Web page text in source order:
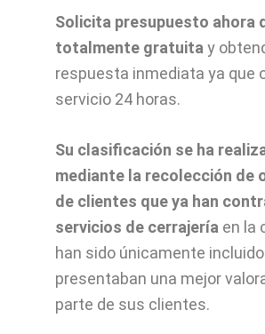
Solicita presupuesto ahora
totalmente gratuitay
respuesta inmediata ya que
servicio 24 horas.
Su clasificación se ha
mediante la recolección de
de clientes que ya han
servicios de cerrajería en la
han sido únicamente
presentaban una mejor
parte de sus clientes.